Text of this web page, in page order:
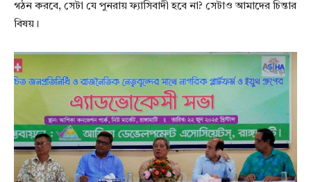
গঠন করবে, সেটা যে পুনরায় ফ্যাসিবাদী হবে না? সেটাও আমাদের চিন্তার
বিষয়।